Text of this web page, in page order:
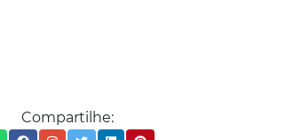
Compartilhe: